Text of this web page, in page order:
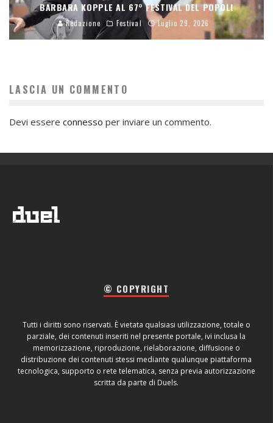
BARBARA KOPPLE AL 67° FESTIVAL DEL POPOLI
Redazione Festival Luglio 29, 2026
LASCIA UN COMMENTO
Devi essere connesso per inviare un commento.
© COPYRIGHT
Tutti i diritti sono riservati. È vietata qualsiasi utilizzazione, totale o
parziale, dei contenuti inseriti nel presente portale, ivi inclusa la
memorizzazione, riproduzione, rielaborazione, diffusione o
distribuzione dei contenuti stessi mediante qualunque piattaforma
tecnologica, supporto o rete telematica, senza previa autorizzazione
scritta da parte di Duels.